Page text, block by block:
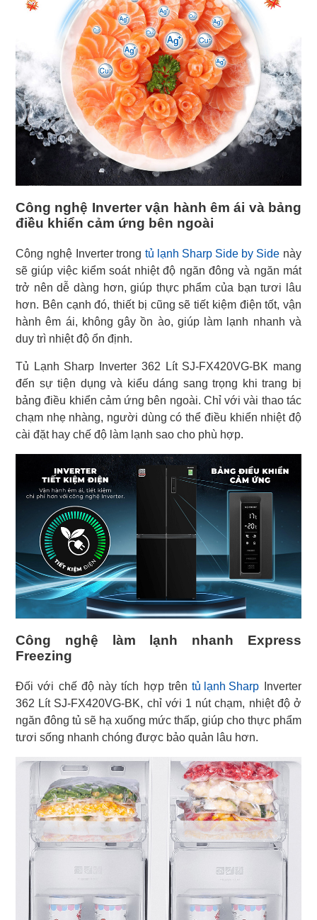
Công nghệ Inverter vận hành êm ái và bảng
điều khiển cảm ứng bên ngoài
Công nghệ Inverter trong tủ lạnh Sharp Side by Side này
sẽ giúp việc kiểm soát nhiệt độ ngăn đông và ngăn mát
trở nên dễ dàng hơn, giúp thực phẩm của bạn tươi lâu
hơn. Bên cạnh đó, thiết bị cũng sẽ tiết kiệm điện tốt, vận
hành êm ái, không gây ồn ào, giúp làm lạnh nhanh và
duy trì nhiệt độ ổn định.
Tủ Lạnh Sharp Inverter 362 Lít SJ-FX420VG-BK mang
đến sự tiện dụng và kiểu dáng sang trọng khi trang bị
bảng điều khiển cảm ứng bên ngoài. Chỉ với vài thao tác
chạm nhẹ nhàng, người dùng có thể điều khiển nhiệt độ
cài đặt hay chế độ làm lạnh sao cho phù hợp.
Công nghệ làm lạnh nhanh Express
Freezing
Đối với chế độ này tích hợp trên tủ lạnh Sharp Inverter
362 Lít SJ-FX420VG-BK, chỉ với 1 nút chạm, nhiệt độ ở
ngăn đông tủ sẽ hạ xuống mức thấp, giúp cho thực phẩm
tươi sống nhanh chóng được bảo quản lâu hơn.